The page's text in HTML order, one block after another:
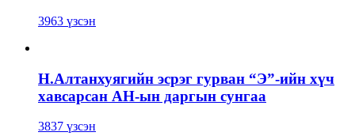
3963 үзсэн
Н.Алтанхуягийн эсрэг гурван “Э”-ийн хүч
хавсарсан АН-ын даргын сунгаа
3837 үзсэн